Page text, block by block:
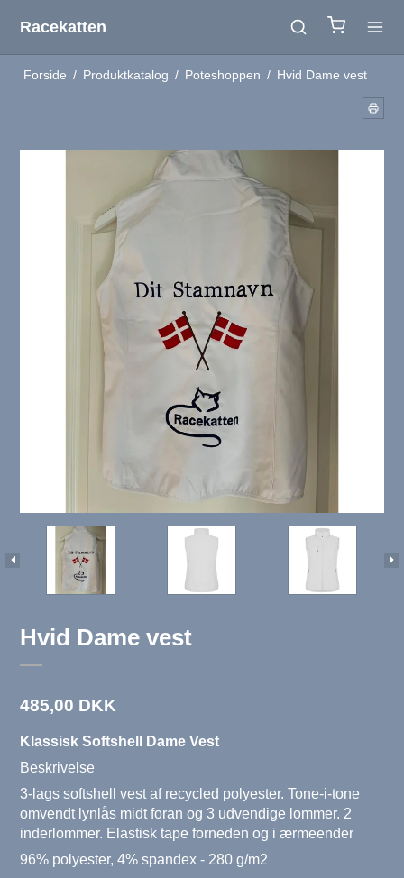
Racekatten
Forside / Produktkatalog / Poteshoppen / Hvid Dame vest
Hvid Dame vest
485,00 DKK
Klassisk Softshell Dame Vest
Beskrivelse
3-lags softshell vest af recycled polyester. Tone-i-tone
omvendt lynlås midt foran og 3 udvendige lommer. 2
inderlommer. Elastisk tape forneden og i ærmeender
96% polyester, 4% spandex - 280 g/m2